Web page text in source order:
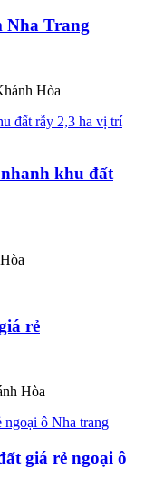
Nha Trang
Hòa
khu đất
rẻ
Hòa
giá rẻ ngoại ô